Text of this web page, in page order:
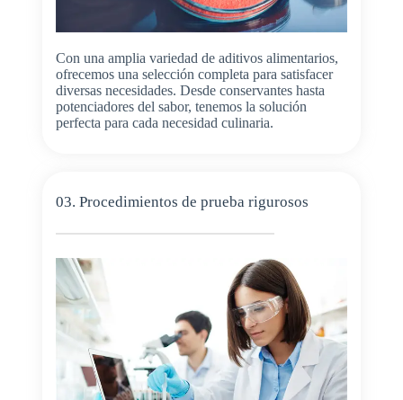
Con una amplia variedad de aditivos alimentarios,
ofrecemos una selección completa para satisfacer
diversas necesidades. Desde conservantes hasta
potenciadores del sabor, tenemos la solución
perfecta para cada necesidad culinaria.
03. Procedimientos de prueba rigurosos